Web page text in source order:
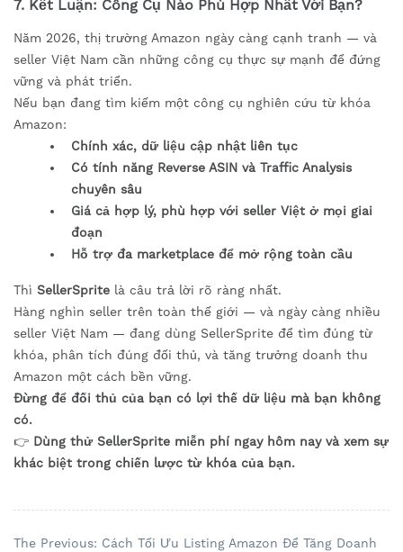
7. Kết Luận: Công Cụ Nào Phù Hợp Nhất Với Bạn?
Năm 2026, thị trường Amazon ngày càng cạnh tranh — và
seller Việt Nam cần những công cụ thực sự mạnh để đứng
vững và phát triển.
Nếu bạn đang tìm kiếm một công cụ nghiên cứu từ khóa
Amazon:
Chính xác, dữ liệu cập nhật liên tục
Có tính năng Reverse ASIN và Traffic Analysis
chuyên sâu
Giá cả hợp lý, phù hợp với seller Việt ở mọi giai
đoạn
Hỗ trợ đa marketplace để mở rộng toàn cầu
Thì SellerSprite là câu trả lời rõ ràng nhất.
Hàng nghìn seller trên toàn thế giới — và ngày càng nhiều
seller Việt Nam — đang dùng SellerSprite để tìm đúng từ
khóa, phân tích đúng đối thủ, và tăng trưởng doanh thu
Amazon một cách bền vững.
Đừng để đối thủ của bạn có lợi thế dữ liệu mà bạn không
có.
👉 Dùng thử SellerSprite miễn phí ngay hôm nay và xem sự
khác biệt trong chiến lược từ khóa của bạn.
The Previous: Cách Tối Ưu Listing Amazon Để Tăng Doanh